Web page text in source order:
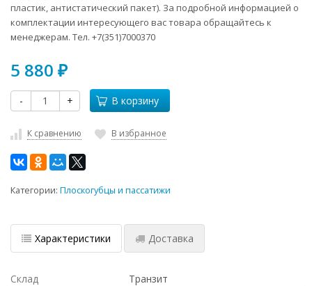
пластик, антистатический пакет). За подробной информацией о
комплектации интересующего вас товара обращайтесь к
менеджерам. Тел. +7(351)7000370
5 880 ₽
- + В корзину
К сравнению В избранное
Категории: Плоскогубцы и пассатижи
Характеристики Доставка
Склад
Транзит